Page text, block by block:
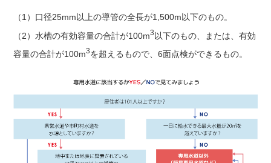
（1）口径25mm以上の導管の全長が1,500m以下のもの。
（2）水槽の有効容量の合計が100m3以下のもの、または、有効
容量の合計が100m3を超えるもので、6面点検ができるもの。